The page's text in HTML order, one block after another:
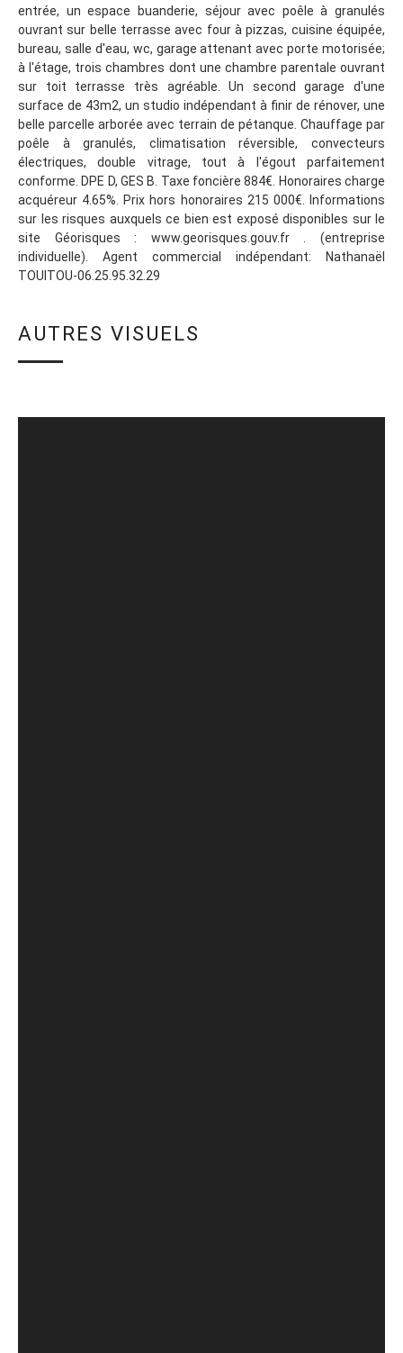
entrée, un espace buanderie, séjour avec poêle à granulés
ouvrant sur belle terrasse avec four à pizzas, cuisine équipée,
bureau, salle d'eau, wc, garage attenant avec porte motorisée;
à l'étage, trois chambres dont une chambre parentale ouvrant
sur toit terrasse très agréable. Un second garage d'une
surface de 43m2, un studio indépendant à finir de rénover, une
belle parcelle arborée avec terrain de pétanque. Chauffage par
poêle à granulés, climatisation réversible, convecteurs
électriques, double vitrage, tout à l'égout parfaitement
conforme. DPE D, GES B. Taxe foncière 884€. Honoraires charge
acquéreur 4.65%. Prix hors honoraires 215 000€. Informations
sur les risques auxquels ce bien est exposé disponibles sur le
site Géorisques : www.georisques.gouv.fr . (entreprise
individuelle). Agent commercial indépendant: Nathanaël
TOUITOU-06.25.95.32.29
AUTRES VISUELS